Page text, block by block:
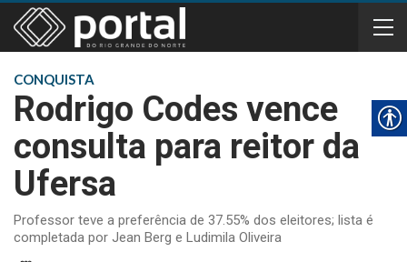
CONQUISTA
Rodrigo Codes vence
consulta para reitor da
Ufersa
Professor teve a preferência de 37.55% dos eleitores; lista é
completada por Jean Berg e Ludimila Oliveira